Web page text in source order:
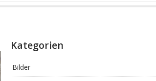
Kategorien
Bilder